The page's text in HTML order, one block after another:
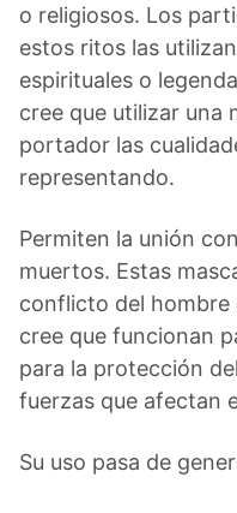
o religiosos. Los
estos ritos las
espirituales o
cree que utilizar una
portador las
representando.
Permiten la unión
muertos. Estas
conflicto del hombre
cree que funcionan
para la protección
fuerzas que afectan
Su uso pasa de